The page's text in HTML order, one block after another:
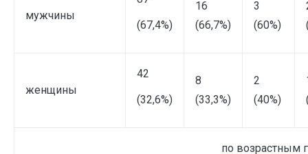
мужчины
(67,4%)
16
(66,7%)
3
(60%)
женщины
42
(32,6%)
8
(33,3%)
2
(40%)
по возрастным